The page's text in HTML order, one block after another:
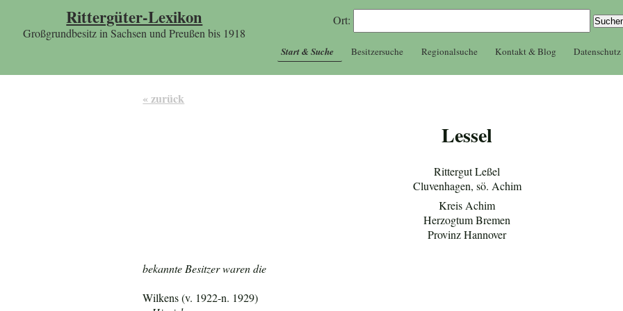
Rittergüter-Lexikon
Großgrundbesitz in Sachsen und Preußen bis 1918
Ort:
Start & Suche Besitzersuche Regionalsuche Kontakt & Blog Datenschutz
« zurück
Lessel
Rittergut Leßel
Cluvenhagen, sö. Achim
Kreis Achim
Herzogtum Bremen
Provinz Hannover
bekannte Besitzer waren die
Wilkens (v. 1922-n. 1929)